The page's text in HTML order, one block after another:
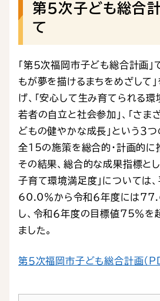
第５次子ども総合
て
「第５次福岡市子ども総合計画」
もが夢を描けるまちをめざして
げ、「安心して生み育てられる環境
若者の自立と社会参加」、「さ
どもの健やかな成長」という３つ
全15の施策を総合的・計画的に
その結果、総合的な成果指標と
子育て環境満足度」については
60.0％から令和６年度には
し、令和６年度の目標値75％を
ました。
第５次福岡市子ども総合計画（